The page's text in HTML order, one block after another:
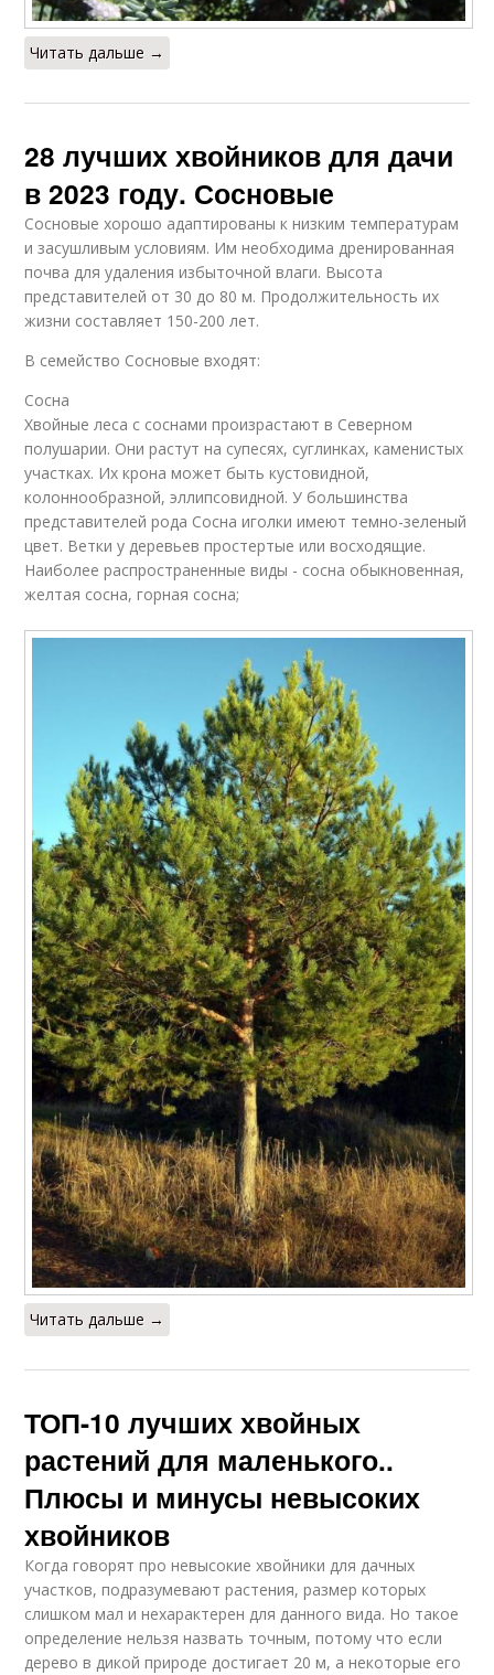
Читать дальше →
28 лучших хвойников для дачи
в 2023 году. Сосновые
Сосновые хорошо адаптированы к низким температурам
и засушливым условиям. Им необходима дренированная
почва для удаления избыточной влаги. Высота
представителей от 30 до 80 м. Продолжительность их
жизни составляет 150-200 лет.
В семейство Сосновые входят:
Cосна
Хвойные леса с соснами произрастают в Северном
полушарии. Они растут на супесях, суглинках, каменистых
участках. Их крона может быть кустовидной,
колоннообразной, эллипсовидной. У большинства
представителей рода Сосна иголки имеют темно-зеленый
цвет. Ветки у деревьев простертые или восходящие.
Наиболее распространенные виды - сосна обыкновенная,
желтая сосна, горная сосна;
Читать дальше →
ТОП-10 лучших хвойных
растений для маленького..
Плюсы и минусы невысоких
хвойников
Когда говорят про невысокие хвойники для дачных
участков, подразумевают растения, размер которых
слишком мал и нехарактерен для данного вида. Но такое
определение нельзя назвать точным, потому что если
дерево в дикой природе достигает 20 м, а некоторые его